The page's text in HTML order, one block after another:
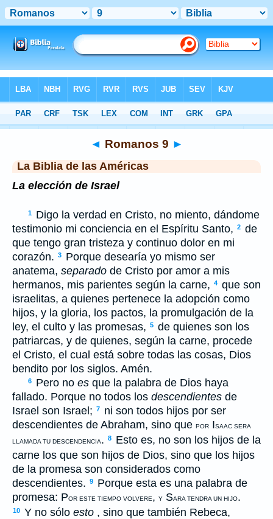
>LBLA > Romanos 9
◄ Romanos 9 ►
La Biblia de las Américas
La elección de Israel
1
Digo la verdad en Cristo, no miento, dándome
testimonio mi conciencia en el Espíritu Santo, 2 de
que tengo gran tristeza y continuo dolor en mi
corazón. 3
Porque desearía yo mismo ser
anatema, separado de Cristo por amor a mis
hermanos, mis parientes según la carne, 4 que son
israelitas, a quienes pertenece la adopción como
hijos, y la gloria, los pactos, la promulgación de la
ley, el culto y las promesas, 5 de quienes son los
patriarcas, y de quienes, según la carne, procede
el Cristo, el cual está sobre todas las cosas, Dios
bendito por los siglos. Amén.
6 Pero no es que la palabra de Dios haya
fallado. Porque no todos los descendientes de
Israel son Israel; 7
ni son todos hijos por ser
descendientes de Abraham, sino que POR ISAAC SERA
LLAMADA TU DESCENDENCIA. 8
Esto es, no son los hijos de la
carne los que son hijos de Dios, sino que los hijos
de la promesa son considerados como
descendientes. 9
Porque esta es una palabra de
promesa: POR ESTE TIEMPO VOLVERE, Y SARA TENDRA UN HIJO.
10 Y no sólo esto , sino que también Rebeca,